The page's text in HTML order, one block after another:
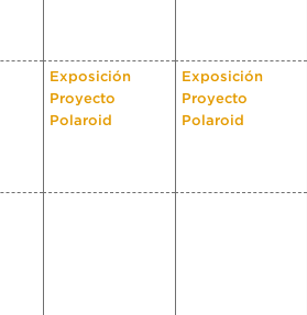
Exposición
Proyecto
Polaroid
Exposición
Proyecto
Polaroid